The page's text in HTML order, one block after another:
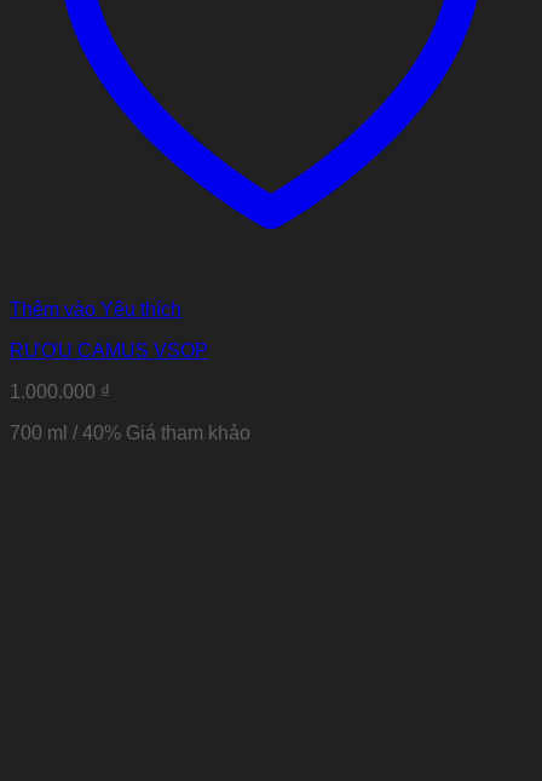
Thêm vào Yêu thích
RƯỢU CAMUS VSOP
1.000.000 ₫
700 ml / 40% Giá tham khảo